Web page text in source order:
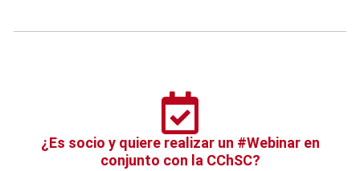
¿Es socio y quiere realizar un #Webinar en
conjunto con la CChSC?